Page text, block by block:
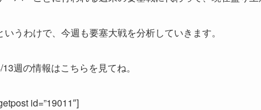
いうわけで、今週も要塞大戦を分析していきます。
13週の情報はこちらを見てね。
id=”19011″]